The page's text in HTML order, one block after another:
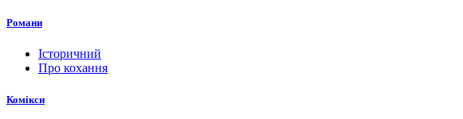
Романи
Історичний
Про кохання
Комікси